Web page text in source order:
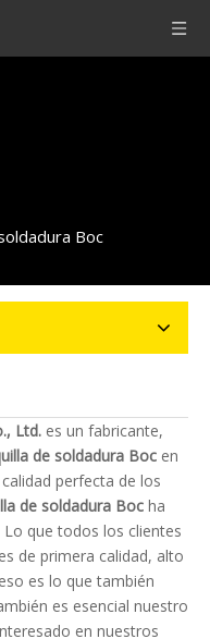
Boc
Ltd. es un fabricante,
de soldadura Boc en
perfecta de los
de soldadura Boc ha
que todos los clientes
de primera calidad, alto
es lo que también
es esencial nuestro
en nuestros